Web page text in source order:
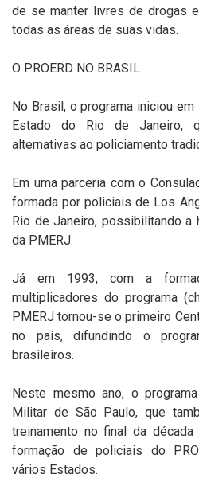
de se manter livres de drogas
todas as áreas de suas vidas.
O PROERD NO BRASIL
No Brasil, o programa iniciou
Estado do Rio de Janeiro,
alternativas ao policiamento
Em uma parceria com o
formada por policiais de Los
Rio de Janeiro, possibilitando a
da PMERJ.
Já em 1993, com a
multiplicadores do programa
PMERJ tornou-se o primeiro
no país, difundindo o
brasileiros.
Neste mesmo ano, o
Militar de São Paulo, que
treinamento no final da
formação de policiais do
vários Estados.